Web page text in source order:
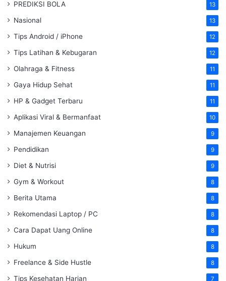
PREDIKSI BOLA 13
Nasional 13
Tips Android / iPhone 12
Tips Latihan & Kebugaran 12
Olahraga & Fitness 11
Gaya Hidup Sehat 11
HP & Gadget Terbaru 11
Aplikasi Viral & Bermanfaat 10
Manajemen Keuangan 9
Pendidikan 9
Diet & Nutrisi 9
Gym & Workout 8
Berita Utama 8
Rekomendasi Laptop / PC 8
Cara Dapat Uang Online 8
Hukum 8
Freelance & Side Hustle 8
Tips Kesehatan Harian 7